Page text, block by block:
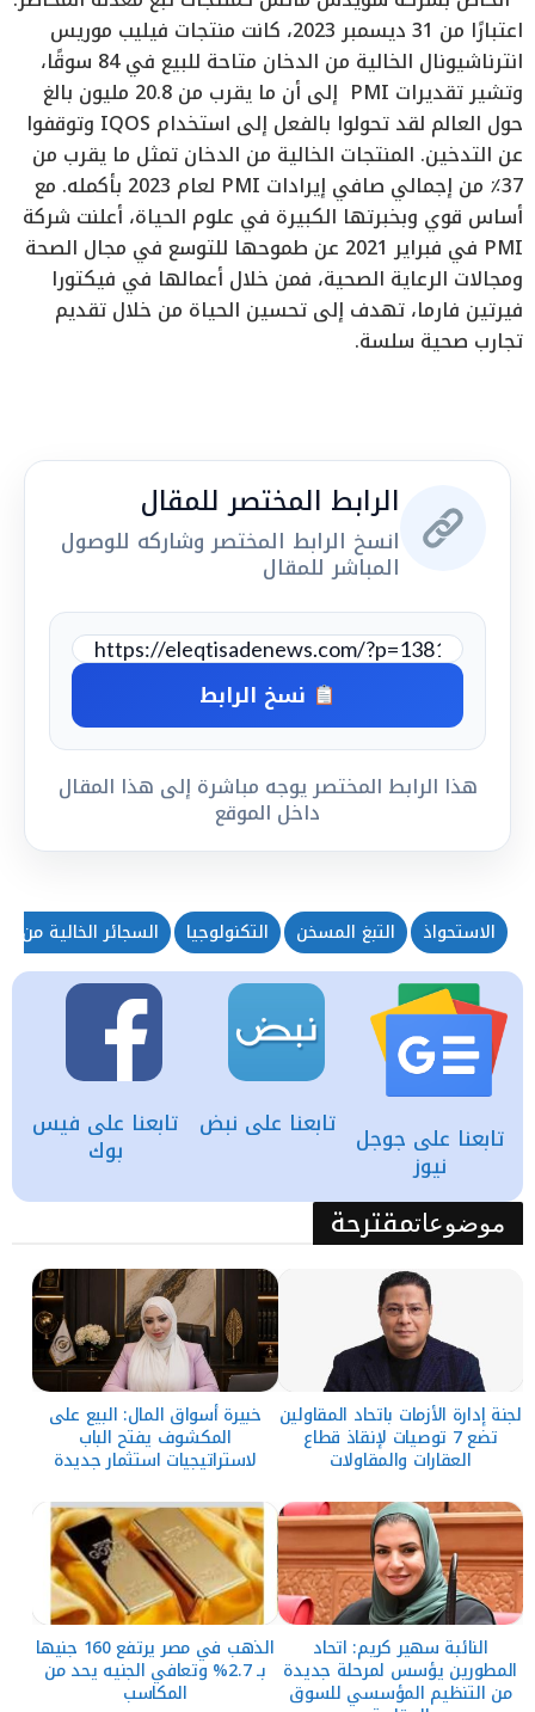
اعتبارًا من 31 ديسمبر 2023، كانت منتجات فيليب موريس
انترناشيونال الخالية من الدخان متاحة للبيع في 84 سوقًا،
وتشير تقديرات PMI إلى أن ما يقرب من 20.8 مليون بالغ
حول العالم لقد تحولوا بالفعل إلى استخدام IQOS وتوقفوا
عن التدخين. المنتجات الخالية من الدخان تمثل ما يقرب من
37٪ من إجمالي صافي إيرادات PMI لعام 2023 بأكمله. مع
أساس قوي وبخبرتها الكبيرة في علوم الحياة، أعلنت شركة
PMI في فبراير 2021 عن طموحها للتوسع في مجال الصحة
ومجالات الرعاية الصحية، فمن خلال أعمالها في فيكتورا
فيرتين فارما، تهدف إلى تحسين الحياة من خلال تقديم
تجارب صحية سلسة.
الرابط المختصر للمقال
انسخ الرابط المختصر وشاركه للوصول
المباشر للمقال
نسخ الرابط
هذا الرابط المختصر يوجه مباشرة إلى هذا المقال
داخل الموقع
الاستحواذ التبغ المسخن التكنولوجيا السجائر الخالية من
تابعنا على فيس
بوك
تابعنا على نبض تابعنا على جوجل
نيوز
موضوعاتمقترحة
لجنة إدارة الأزمات باتحاد المقاولين
تضع 7 توصيات لإنقاذ قطاع
العقارات والمقاولات
خبيرة أسواق المال: البيع على
المكشوف يفتح الباب
لاستراتيجيات استثمار جديدة
النائبة سهير كريم: اتحاد
المطورين يؤسس لمرحلة جديدة
من التنظيم المؤسسي للسوق
الذهب في مصر يرتفع 160 جنيها
بـ 2.7% وتعافي الجنيه يحد من
المكاسب